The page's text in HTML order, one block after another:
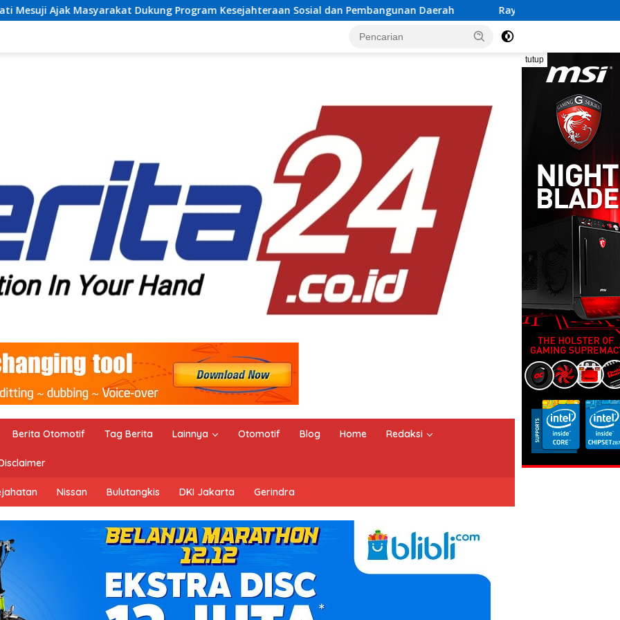
Program Kesejahteraan Sosial dan Pembangunan Daerah Rayakan Semangat Kemerdekaan Bersama Promo
tutup
Berita Otomotif Tag Berita Lainnya Otomotif Blog Home Redaksi
Nissan Bulutangkis DKI Jakarta Gerindra